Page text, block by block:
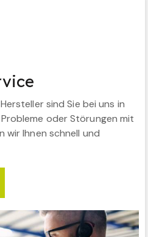
sind Sie bei uns in
oder Störungen mit
wir Ihnen schnell und